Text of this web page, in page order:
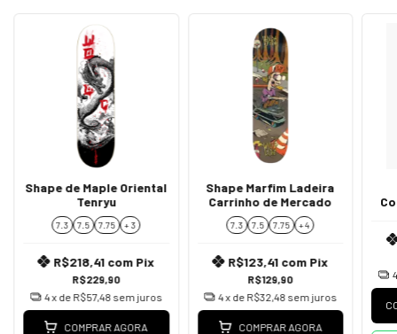
Shape de Maple Oriental
Tenryu
7.3 7.5 7.75 + 3
R$229,90
R$218,41 com Pix
4x de R$57,48 sem juros
COMPRAR AGORA
Shape Marfim Ladeira
Carrinho de Mercado
7.3 7.5 7.75 + 4
R$129,90
R$123,41 com Pix
4x de R$32,48 sem juros
COMPRAR AGORA